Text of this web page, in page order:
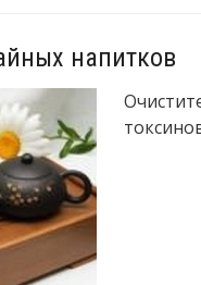
напитков